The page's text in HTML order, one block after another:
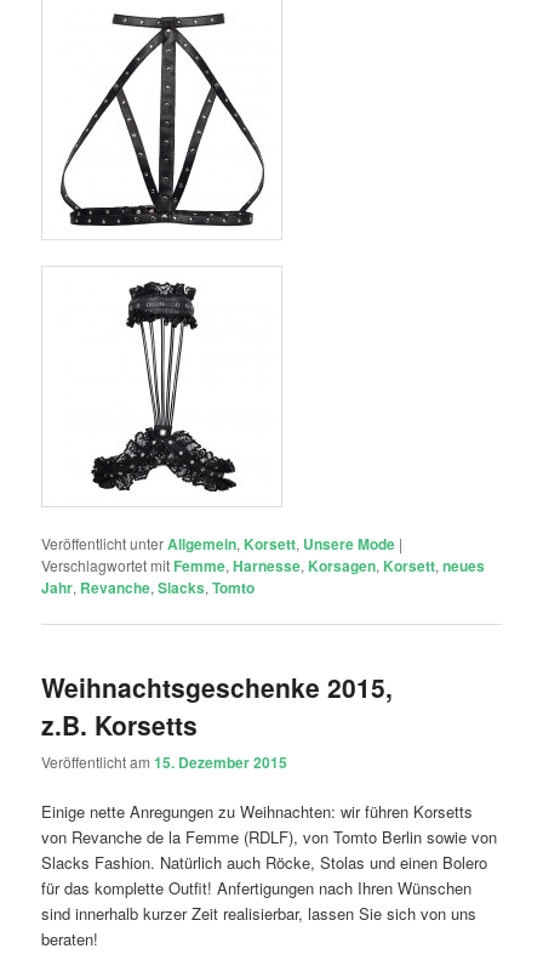
Veröffentlicht unterAllgemein, Korsett, Unsere Mode |
Verschlagwortet mit Femme,Harnesse, Korsagen, Korsett,neues
Jahr, Revanche,Slacks,Tomto
Weihnachtsgeschenke 2015,
z.B. Korsetts
Veröffentlicht am15. Dezember 2015
Einige nette Anregungen zu Weihnachten: wir führen Korsetts
von Revanche de la Femme (RDLF), von Tomto Berlin sowie von
Slacks Fashion. Natürlich auch Röcke, Stolas und einen Bolero
für das komplette Outfit! Anfertigungen nach Ihren Wünschen
sind innerhalb kurzer Zeit realisierbar, lassen Sie sich von uns
beraten!